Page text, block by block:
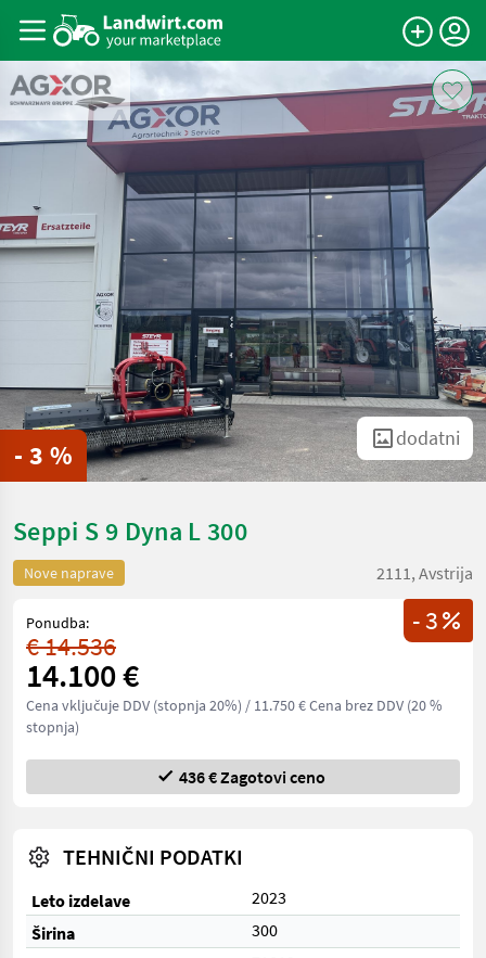
- 3 %
dodatni
Seppi S 9 Dyna L 300
Nove naprave 2111, Avstrija
- 3
Ponudba:
€ 14.536
14.100 €
Cena vključuje DDV (stopnja 20%) / 11.750 € Cena brez DDV (20 %
stopnja)
436 € Zagotovi ceno
TEHNIČNI PODATKI
Leto izdelave
2023
Širina
300